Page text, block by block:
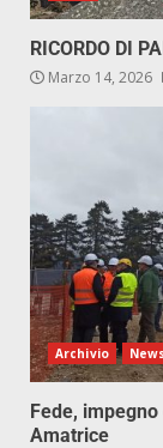
RICORDO DI
Marzo 14, 2026
Archivio News
Fede,
Amatrice